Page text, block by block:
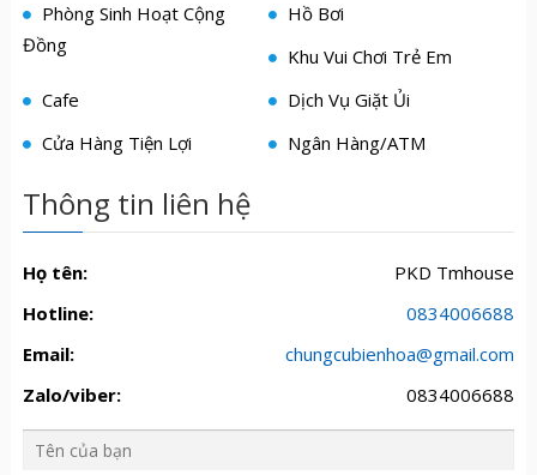
Phòng Sinh Hoạt Cộng
Đồng
Hồ Bơi
Khu Vui Chơi Trẻ Em
Cafe
Dịch Vụ Giặt Ủi
Cửa Hàng Tiện Lợi
Ngân Hàng/ATM
Thông tin liên hệ
Họ tên:
PKD Tmhouse
Hotline:
0834006688
Email:
chungcubienhoa@gmail.com
Zalo/viber:
0834006688